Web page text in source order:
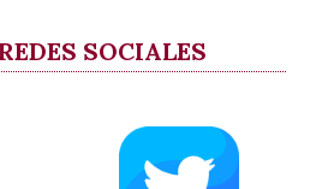
SOCIALES